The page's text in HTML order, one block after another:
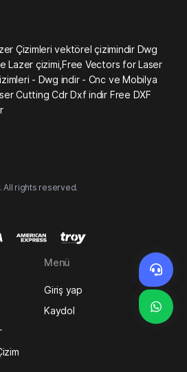
Çizimleri vektörel çizimindir Dwg
Lazer çizimi,Free Vectors for Laser
- Dwg indir - Cnc ve Mobilya
Cutting Cdr Dxf indir Free DXF
All rights reserved.
Menü
Giriş yap
Kaydol